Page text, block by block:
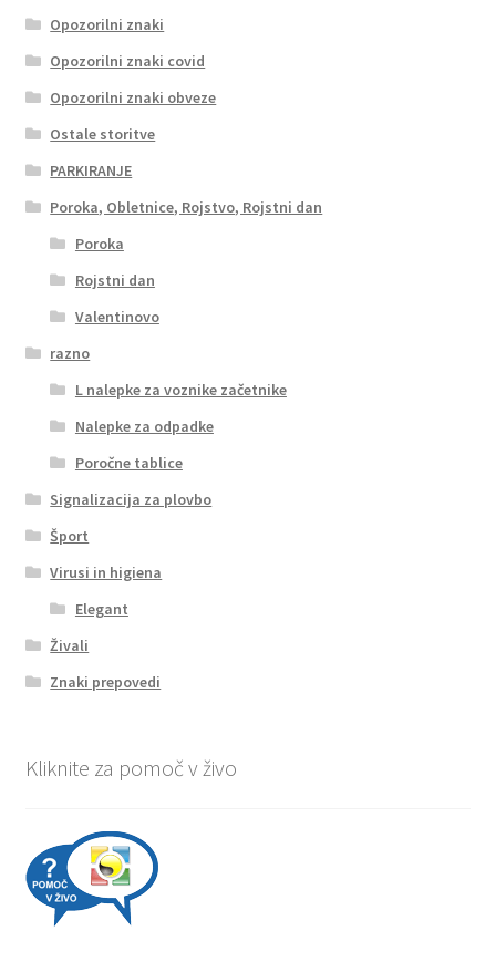
Opozorilni znaki
Opozorilni znaki covid
Opozorilni znaki obveze
Ostale storitve
PARKIRANJE
Poroka, Obletnice, Rojstvo, Rojstni dan
Poroka
Rojstni dan
Valentinovo
razno
L nalepke za voznike začetnike
Nalepke za odpadke
Poročne tablice
Signalizacija za plovbo
Šport
Virusi in higiena
Elegant
Živali
Znaki prepovedi
Kliknite za pomoč v živo